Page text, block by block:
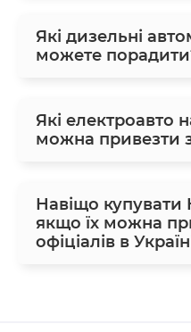
Які дизельні
можете
Які електроавто
можна привезти
Навіщо купувати
якщо їх можна
офіціалів в